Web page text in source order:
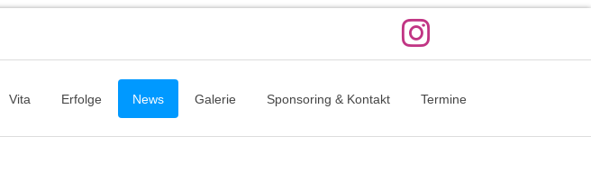
Vita Erfolge News Galerie Sponsoring & Kontakt Termine